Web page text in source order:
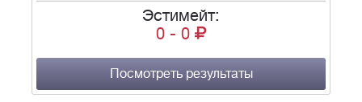
Эстимейт:
0 - 0
Посмотреть результаты